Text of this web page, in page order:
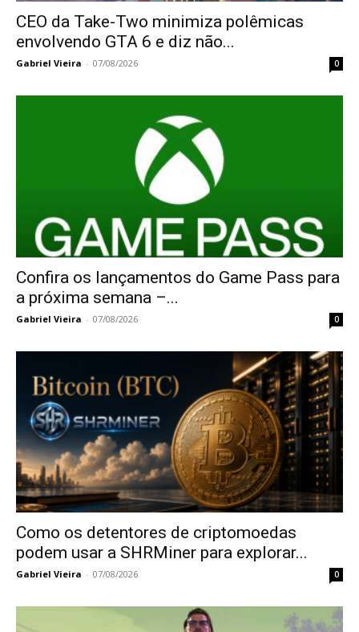
CEO da Take-Two minimiza polêmicas
envolvendo GTA 6 e diz não...
Gabriel Vieira - 07/08/2026 0
Confira os lançamentos do Game Pass para
a próxima semana –...
Gabriel Vieira - 07/08/2026 0
Como os detentores de criptomoedas
podem usar a SHRMiner para explorar...
Gabriel Vieira - 07/08/2026 0